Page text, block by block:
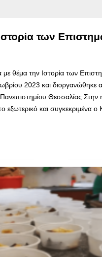
των
με θέμα την Ιστορία των
2023 και διοργανώθηκε
Θεσσαλίας Στην
εξωτερικό και συγκεκριμένα